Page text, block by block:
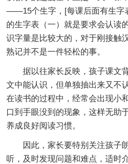
——15个生字，[每课后面有生字
的生字表（一）就是要求会认读
识字量是比较大的，对于刚接触
熟记并不是一件轻松的事。
据以往家长反映，孩子课文
文中能认识，但单独抽出来又不
在读书的过程中，经常会出现
口到手眼没到的现象，这样无助
养成良好阅读习惯。
因此，家长要特别关注孩子
听，及时发现问题和难点，适时